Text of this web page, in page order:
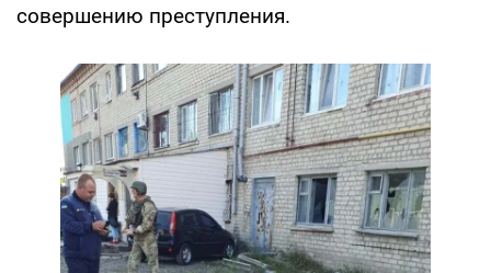
совершению преступления.